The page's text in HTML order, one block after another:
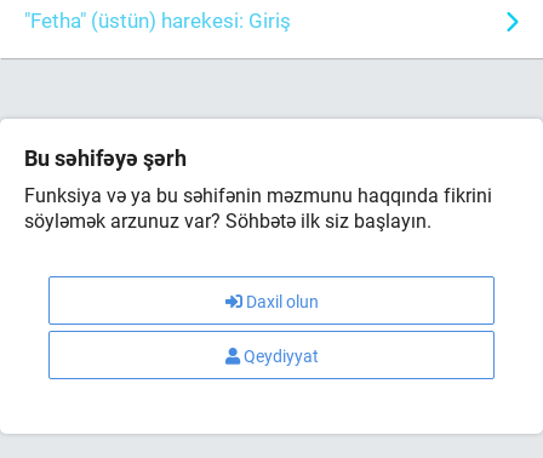
"Fetha" (üstün) harekesi: Giriş
Bu səhifəyə şərh
Funksiya və ya bu səhifənin məzmunu haqqında fikrini
söyləmək arzunuz var? Söhbətə ilk siz başlayın.
Daxil olun
Qeydiyyat